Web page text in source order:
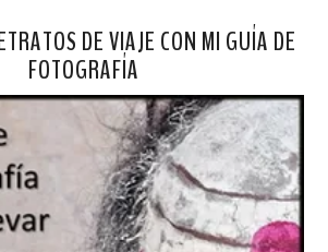
DE VIAJE CON MI GUÍA DE
FOTOGRAFÍA